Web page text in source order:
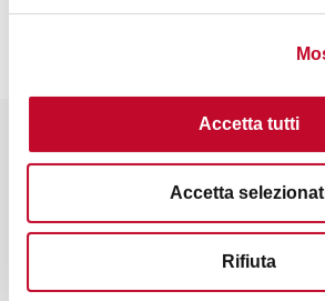
Accetta tutti
Accetta
Rifiuta
你也许会对这些感兴趣